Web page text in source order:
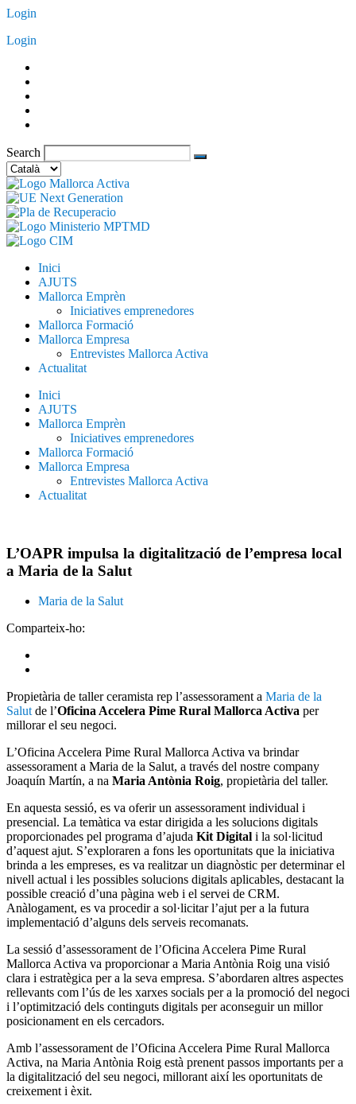
Vés
contingut
Login
Login
Search
Trieu
un
idioma
Inici
AJUTS
Mallorca Emprèn
Iniciatives emprenedores
Mallorca Formació
Mallorca Empresa
Entrevistes Mallorca Activa
Actualitat
Inici
AJUTS
Mallorca Emprèn
Iniciatives emprenedores
Mallorca Formació
Mallorca Empresa
Entrevistes Mallorca Activa
Actualitat
L’OAPR impulsa la digitalització de l’empresa local
a Maria de la Salut
Maria de la Salut
Comparteix-ho:
Propietària de taller ceramista rep l’assessorament a Maria de la
Salutde l’Oficina Accelera Pime Rural Mallorca Activa per
millorar el seu negoci.
L’Oficina Accelera Pime Rural Mallorca Activa va brindar
assessorament a Maria de la Salut, a través del nostre company
Joaquín Martín, a na Maria Antònia Roig, propietària del taller.
En aquesta sessió, es va oferir un assessorament individual i
presencial. La temàtica va estar dirigida a les solucions digitals
proporcionades pel programa d’ajuda Kit Digital i la sol·licitud
d’aquest ajut. S’exploraren a fons les oportunitats que la iniciativa
brinda a les empreses, es va realitzar un diagnòstic per determinar el
nivell actual i les possibles solucions digitals aplicables, destacant la
possible creació d’una pàgina web i el servei de CRM.
Anàlogament, es va procedir a sol·licitar l’ajut per a la futura
implementació d’alguns dels serveis recomanats.
La sessió d’assessorament de l’Oficina Accelera Pime Rural
Mallorca Activa va proporcionar a Maria Antònia Roig una visió
clara i estratègica per a la seva empresa. S’abordaren altres aspectes
rellevants com l’ús de les xarxes socials per a la promoció del negoci
i l’optimització dels continguts digitals per aconseguir un millor
posicionament en els cercadors.
Amb l’assessorament de l’Oficina Accelera Pime Rural Mallorca
Activa, na Maria Antònia Roig està prenent passos importants per a
la digitalització del seu negoci, millorant així les oportunitats de
creixement i èxit.